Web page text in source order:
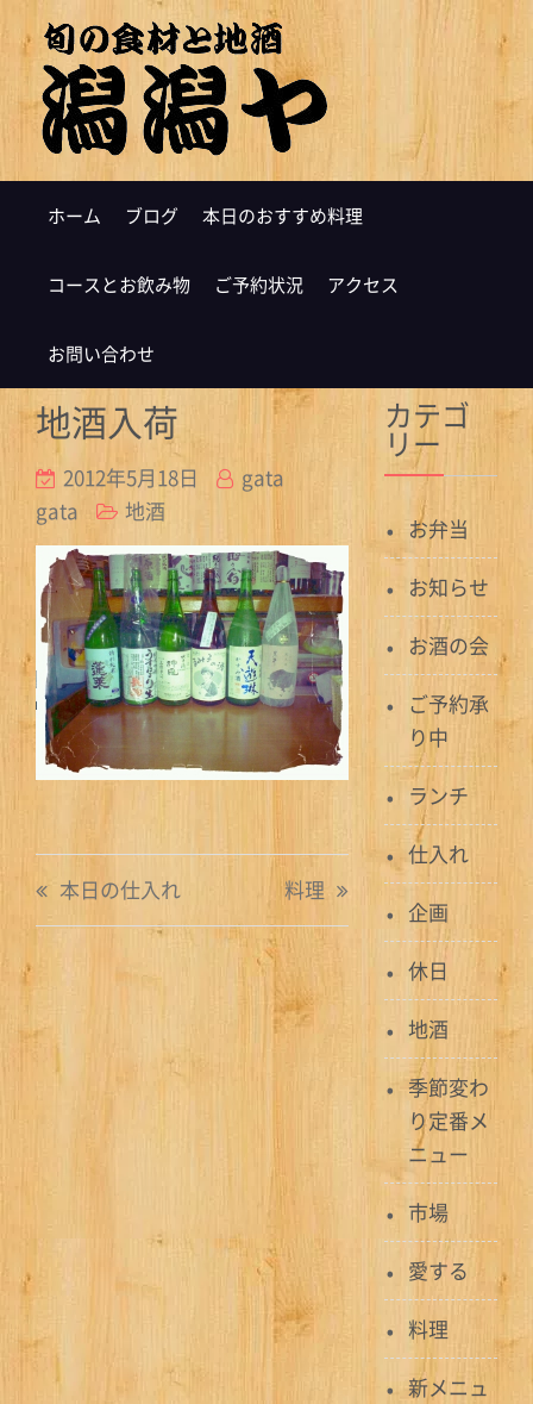
ホーム ブログ 本日のおすすめ料理
コースとお飲み物 ご予約状況 アクセス
お問い合わせ
地酒入荷
2012年5月18日
gata
gata
地酒
投
稿
ビ
ゲ
ン
本日の仕入れ 料理
カテゴ
リー
お弁当
お知らせ
お酒の会
ご予約承
り中
ランチ
仕入れ
企画
休日
地酒
季節変わ
り定番メ
ニュー
市場
愛する
料理
新メニュ